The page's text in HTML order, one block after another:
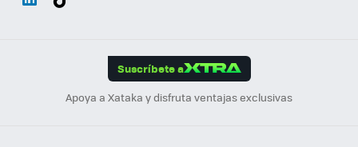
Suscríbete a
Apoya a Xataka y disfruta ventajas exclusivas